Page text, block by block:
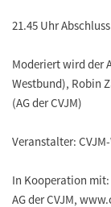
21.45 Uhr Abschluss
Moderiert wird der
Westbund), Robin
(AG der CVJM)
Veranstalter:
In Kooperation mit:
AG der CVJM,